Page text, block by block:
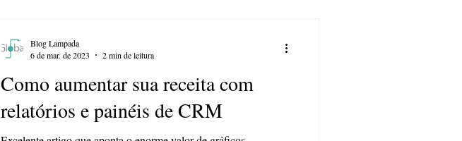
Como aumentar sua receita com
relatórios e painéis de CRM
Blog Lampada
6 de mar. de 2023
2 min de leitura